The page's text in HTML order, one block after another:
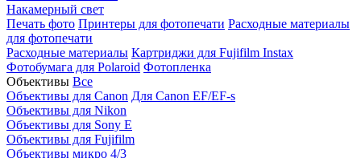
Накамерный свет
Печать фото Принтеры для фотопечати Расходные материалы
для фотопечати
Расходные материалы Картриджи для Fujifilm Instax
Фотобумага для Polaroid Фотопленка
Объективы Все
Объективы для Canon Для Canon EF/EF-s
Объективы для Nikon
Объективы для Sony E
Объективы для Fujifilm
Объективы микро 4/3